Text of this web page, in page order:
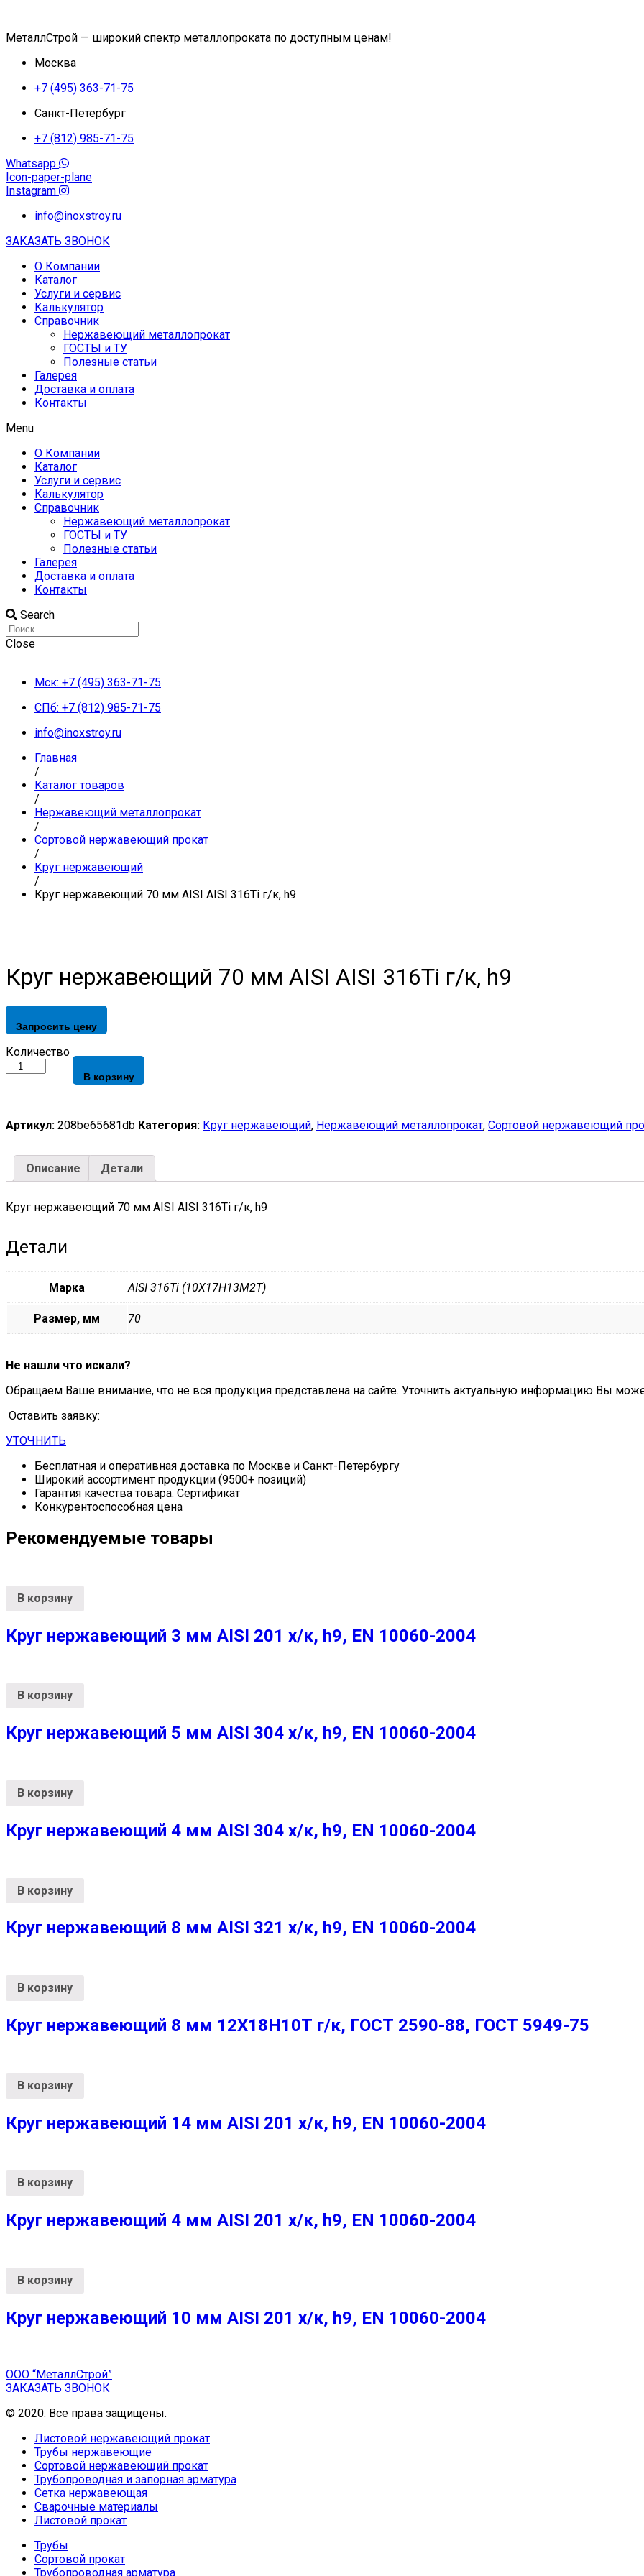
МеталлСтрой — широкий спектр металлопроката по доступным ценам!
Москва
+7 (495) 363-71-75
Санкт-Петербург
+7 (812) 985-71-75
Whatsapp
Icon-paper-plane
Instagram
info@inoxstroy.ru
ЗАКАЗАТЬ ЗВОНОК
О Компании
Каталог
Услуги и сервис
Калькулятор
Справочник
Нержавеющий металлопрокат
ГОСТЫ и ТУ
Полезные статьи
Галерея
Доставка и оплата
Контакты
Menu
О Компании
Каталог
Услуги и сервис
Калькулятор
Справочник
Нержавеющий металлопрокат
ГОСТЫ и ТУ
Полезные статьи
Галерея
Доставка и оплата
Контакты
Search
Close
Мск: +7 (495) 363-71-75
СПб: +7 (812) 985-71-75
info@inoxstroy.ru
Главная
/
Каталог товаров
/
Нержавеющий металлопрокат
/
Сортовой нержавеющий прокат
/
Круг нержавеющий
/
Круг нержавеющий 70 мм AISI AISI 316Ti г/к, h9
Круг нержавеющий 70 мм AISI AISI 316Ti г/к, h9
Запросить цену
Круг
нержавеющий
AISI
316Ti
Количество
В корзину
Артикул: 208be65681db Категория: Круг нержавеющий, Нержавеющий металлопрокат, Сортовой нержавеющий
Описание Детали
Круг нержавеющий 70 мм AISI AISI 316Ti г/к, h9
Детали
Марка AISI 316Ti (10Х17Н13М2Т)
Размер, мм 70
Не нашли что искали?
Обращаем Ваше внимание, что не вся продукция представлена на сайте. Уточнить актуальную информацию Вы
Оставить заявку:
УТОЧНИТЬ
Бесплатная и оперативная доставка по Москве и Санкт-Петербургу
Широкий ассортимент продукции (9500+ позиций)
Гарантия качества товара. Сертификат
Конкурентоспособная цена
Рекомендуемые товары
В корзину
Круг нержавеющий 3 мм AISI 201 х/к, h9, EN 10060-2004
В корзину
Круг нержавеющий 5 мм AISI 304 х/к, h9, EN 10060-2004
В корзину
Круг нержавеющий 4 мм AISI 304 х/к, h9, EN 10060-2004
В корзину
Круг нержавеющий 8 мм AISI 321 х/к, h9, EN 10060-2004
В корзину
Круг нержавеющий 8 мм 12Х18Н10Т г/к, ГОСТ 2590-88, ГОСТ 5949-75
В корзину
Круг нержавеющий 14 мм AISI 201 х/к, h9, EN 10060-2004
В корзину
Круг нержавеющий 4 мм AISI 201 х/к, h9, EN 10060-2004
В корзину
Круг нержавеющий 10 мм AISI 201 х/к, h9, EN 10060-2004
ООО “МеталлСтрой”
ЗАКАЗАТЬ ЗВОНОК
© 2020. Все права защищены.
Листовой нержавеющий прокат
Трубы нержавеющие
Сортовой нержавеющий прокат
Трубопроводная и запорная арматура
Сетка нержавеющая
Сварочные материалы
Листовой прокат
Трубы
Сортовой прокат
Трубопроводная арматура